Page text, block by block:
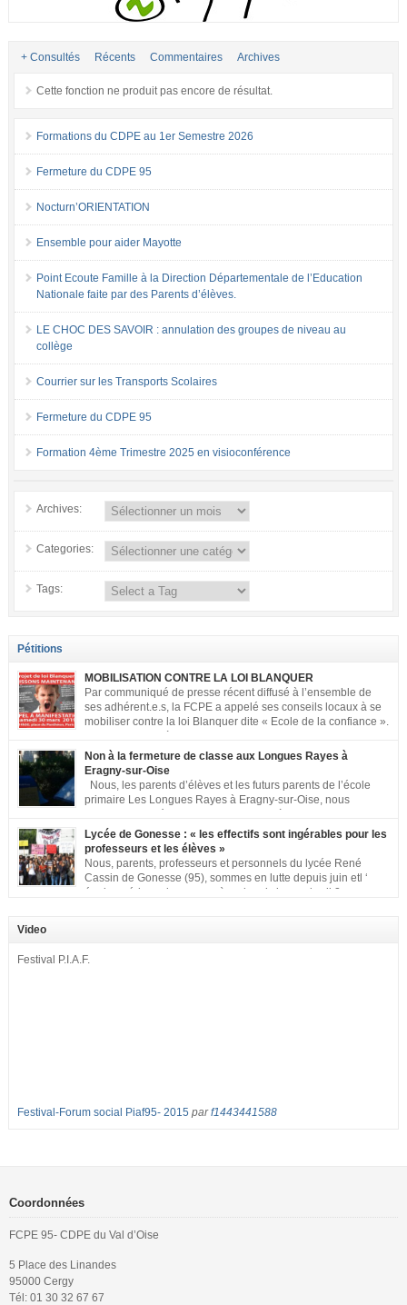
+ Consultés Récents Commentaires Archives
Cette fonction ne produit pas encore de résultat.
Formations du CDPE au 1er Semestre 2026
Fermeture du CDPE 95
Nocturn’ORIENTATION
Ensemble pour aider Mayotte
Point Ecoute Famille à la Direction Départementale de l’Education
Nationale faite par des Parents d’élèves.
LE CHOC DES SAVOIR : annulation des groupes de niveau au
collège
Courrier sur les Transports Scolaires
Fermeture du CDPE 95
Formation 4ème Trimestre 2025 en visioconférence
Archives:
Categories:
Tags:
Pétitions
MOBILISATION CONTRE LA LOI BLANQUER
Par communiqué de presse récent diffusé à l’ensemble de
ses adhérent.e.s, la FCPE a appelé ses conseils locaux à se
mobiliser contre la loi Blanquer dite « Ecole de la confiance ».
met à votre disposition ce kit de mobilisation comprenant : 1 affiche
appelant […]
Non à la fermeture de classe aux Longues Rayes à
Eragny-sur-Oise
Nous, les parents d’élèves et les futurs parents de l’école
primaire Les Longues Rayes à Eragny-sur-Oise, nous
classe aux Longues Rayes ». Non à la dégradation continue des conditions
d’accueil et d’apprentissage de nos enfants à l’école primaire. Chaque
enfant a droit à […]
Lycée de Gonesse : « les effectifs sont ingérables pour les
professeurs et les élèves »
Nous, parents, professeurs et personnels du lycée René
Cassin de Gonesse (95), sommes en lutte depuis juin etl ‘
équipe pédagogique en grève depuis le vendredi 2
nombreuses classes de première et […]
Video
Festival P.I.A.F.
Festival-Forum social Piaf95- 2015 parf1443441588
Coordonnées
FCPE 95- CDPE du Val d’Oise
5 Place des Linandes
95000 Cergy
Tél: 01 30 32 67 67